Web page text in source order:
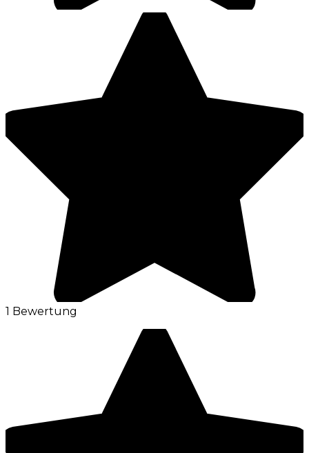
1 Bewertung